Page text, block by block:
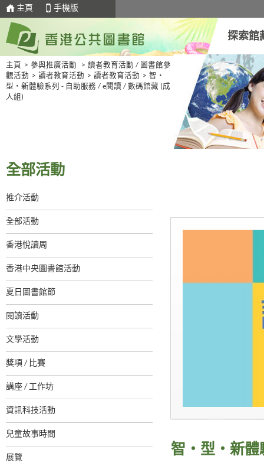
主頁 手機版
探索館
主頁 > 參與推廣活動 > 讀者教育活動 / 圖書館參
觀活動 > 讀者教育活動 > 讀者教育活動 > 智・
型・新體驗系列 - 自助服務 / e閱讀 / 數碼館藏 (成
人組)
全部活動
推介活動
全部活動
香港悅讀周
香港中央圖書館活動
夏日圖書館節
閱讀活動
文學活動
獎項 / 比賽
講座 / 工作坊
資訊科技活動
兒童故事時間
展覽
智・型・新